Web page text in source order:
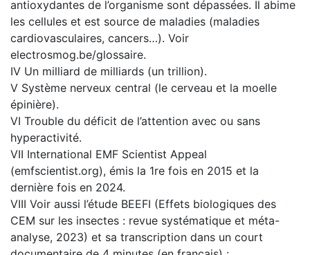
antioxydantes de l’organisme sont dépassées. Il abime
les cellules et est source de maladies (maladies
cardiovasculaires, cancers…). Voir
electrosmog.be/glossaire.
IV Un milliard de milliards (un trillion).
V Système nerveux central (le cerveau et la moelle
épinière).
VI Trouble du déficit de l’attention avec ou sans
hyperactivité.
VII International EMF Scientist Appeal
(emfscientist.org), émis la 1re fois en 2015 et la
dernière fois en 2024.
VIII Voir aussi l’étude BEEFI (Effets biologiques des
CEM sur les insectes : revue systématique et méta-
analyse, 2023) et sa transcription dans un court